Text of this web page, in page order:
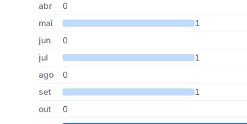
abr
0
mai
1
jun
0
jul
1
ago
0
set
1
out
0